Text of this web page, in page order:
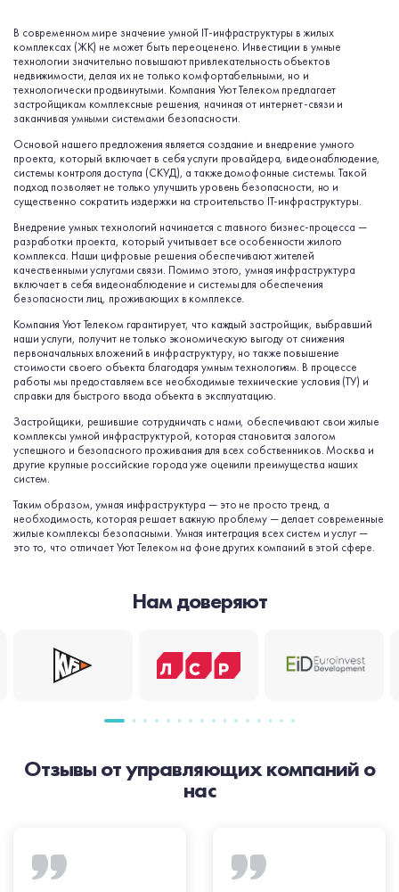
В современном мире значение умной IT-инфраструктуры в жилых
комплексах (ЖК) не может быть переоценено. Инвестиции в умные
технологии значительно повышают привлекательность объектов
недвижимости, делая их не только комфортабельными, но и
технологически продвинутыми. Компания Уют Телеком предлагает
застройщикам комплексные решения, начиная от интернет-связи и
заканчивая умными системами безопасности.
Основой нашего предложения является создание и внедрение умного
проекта, который включает в себя услуги провайдера, видеонаблюдение,
системы контроля доступа (СКУД), а также домофонные системы. Такой
подход позволяет не только улучшить уровень безопасности, но и
существенно сократить издержки на строительство IT-инфраструктуры.
Внедрение умных технологий начинается с главного бизнес-процесса —
разработки проекта, который учитывает все особенности жилого
комплекса. Наши цифровые решения обеспечивают жителей
качественными услугами связи. Помимо этого, умная инфраструктура
включает в себя видеонаблюдение и системы для обеспечения
безопасности лиц, проживающих в комплексе.
Компания Уют Телеком гарантирует, что каждый застройщик, выбравший
наши услуги, получит не только экономическую выгоду от снижения
первоначальных вложений в инфраструктуру, но также повышение
стоимости своего объекта благодаря умным технологиям. В процессе
работы мы предоставляем все необходимые технические условия (ТУ) и
справки для быстрого ввода объекта в эксплуатацию.
Застройщики, решившие сотрудничать с нами, обеспечивают свои жилые
комплексы умной инфраструктурой, которая становится залогом
успешного и безопасного проживания для всех собственников. Москва и
другие крупные российские города уже оценили преимущества наших
систем.
Таким образом, умная инфраструктура — это не просто тренд, а
необходимость, которая решает важную проблему — делает современные
жилые комплексы безопасными. Умная интеграция всех систем и услуг —
это то, что отличает Уют Телеком на фоне других компаний в этой сфере.
Нам доверяют
Отзывы от управляющих компаний о
нас